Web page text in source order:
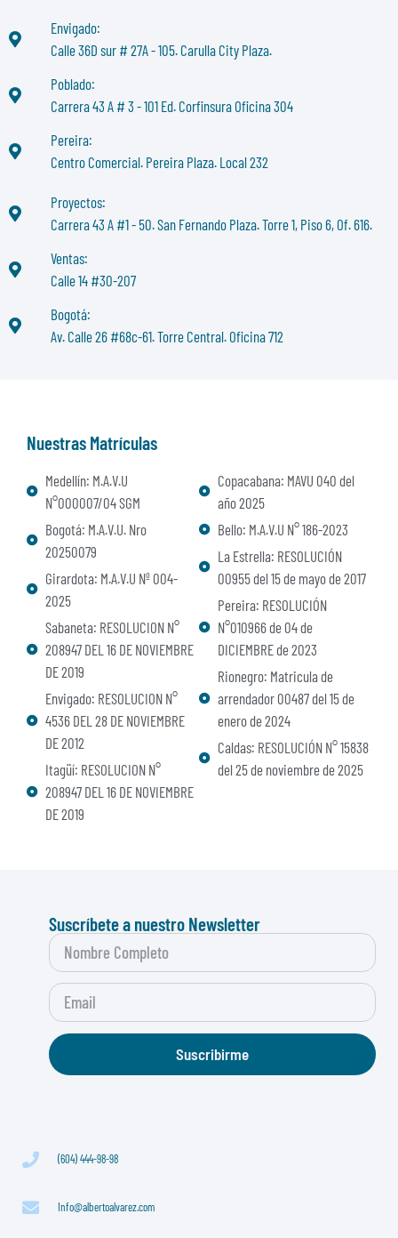
Envigado:
Calle 36D sur # 27A - 105. Carulla City Plaza.
Poblado:
Carrera 43 A # 3 - 101 Ed. Corfinsura Oficina 304
Pereira:
Centro Comercial. Pereira Plaza. Local 232
Proyectos:
Carrera 43 A #1 - 50. San Fernando Plaza. Torre 1, Piso 6, Of. 616.
Ventas:
Calle 14 #30-207
Bogotá:
Av. Calle 26 #68c-61. Torre Central. Oficina 712
Nuestras Matrículas
Medellín: M.A.V.U
N°000007/04 SGM
Bogotá: M.A.V.U. Nro
20250079
Girardota: M.A.V.U Nº 004-
2025
Sabaneta: RESOLUCION N°
208947 DEL 16 DE NOVIEMBRE
DE 2019
Envigado: RESOLUCION N°
4536 DEL 28 DE NOVIEMBRE
DE 2012
Itagüí: RESOLUCION N°
208947 DEL 16 DE NOVIEMBRE
DE 2019
Copacabana: MAVU 040 del
año 2025
Bello: M.A.V.U N° 186-2023
La Estrella: RESOLUCIÓN
00955 del 15 de mayo de 2017
Pereira: RESOLUCIÓN
N°010966 de 04 de
DICIEMBRE de 2023
Rionegro: Matricula de
arrendador 00487 del 15 de
enero de 2024
Caldas: RESOLUCIÓN N° 15838
del 25 de noviembre de 2025
Suscríbete a nuestro Newsletter
Suscribirme
(604) 444-98-98
Info@albertoalvarez.com